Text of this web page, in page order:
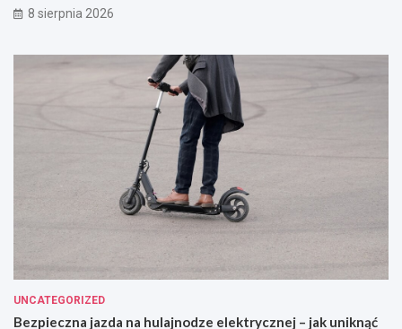
8 sierpnia 2026
UNCATEGORIZED
Bezpieczna jazda na hulajnodze elektrycznej – jak uniknąć